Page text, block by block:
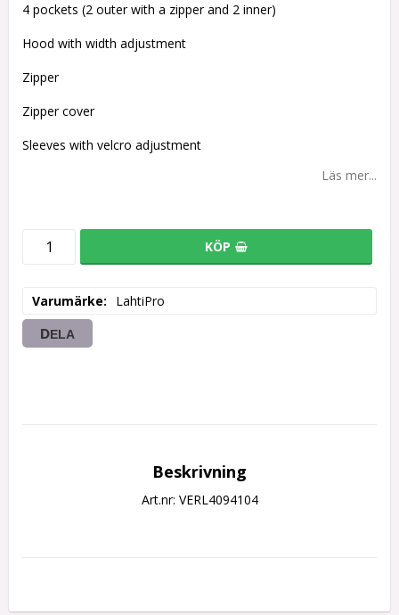
4 pockets (2 outer with a zipper and 2 inner)
Hood with width adjustment
Zipper
Zipper cover
Sleeves with velcro adjustment
Läs mer...
KÖP
Varumärke LahtiPro
DELA
Beskrivning
Art.nr: VERL4094104